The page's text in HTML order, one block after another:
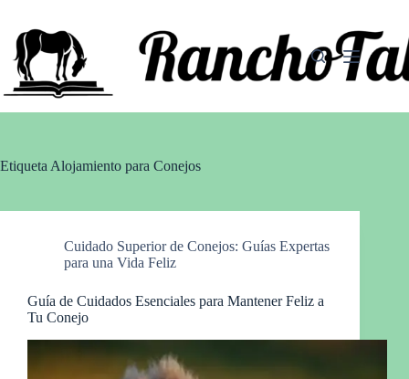
contenido
Etiqueta Alojamiento para Conejos
Cuidado Superior de Conejos: Guías Expertas
para una Vida Feliz
Guía de Cuidados Esenciales para Mantener Feliz a
Tu Conejo